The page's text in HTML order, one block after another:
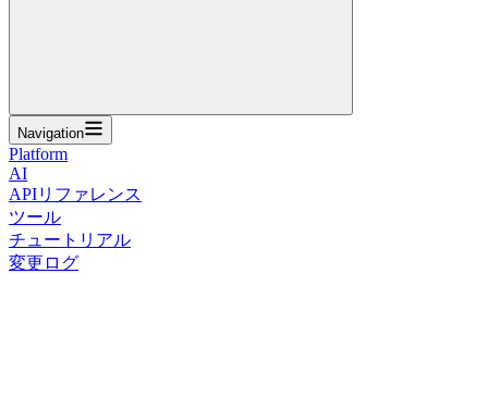
Navigation
Platform
AI
APIリファレンス
ツール
チュートリアル
変更ログ